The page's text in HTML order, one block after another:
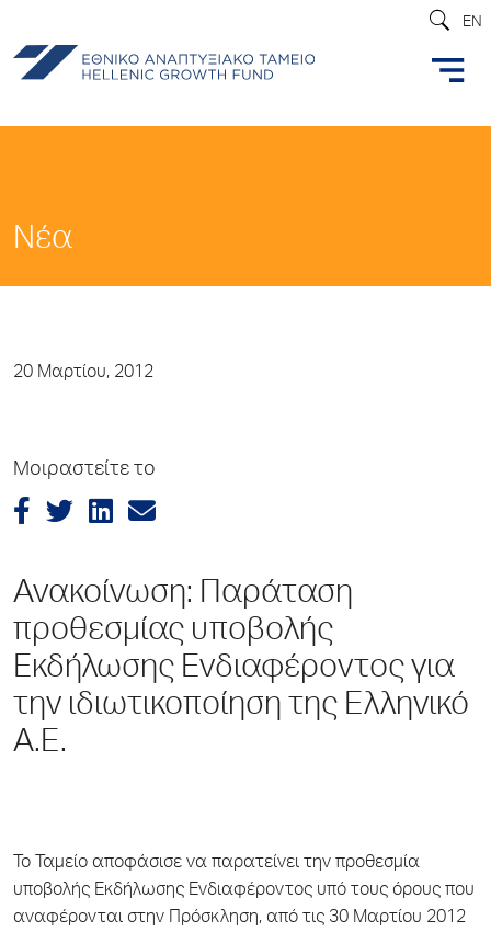
EN
Νέα
20 Μαρτίου, 2012
Μοιραστείτε το
Ανακοίνωση: Παράταση
προθεσμίας υποβολής
Εκδήλωσης Ενδιαφέροντος για
την ιδιωτικοποίηση της Ελληνικό
Α.Ε.
Το Ταμείο αποφάσισε να παρατείνει την προθεσμία
υποβολής Εκδήλωσης Ενδιαφέροντος υπό τους όρους που
αναφέρονται στην Πρόσκληση, από τις 30 Μαρτίου 2012